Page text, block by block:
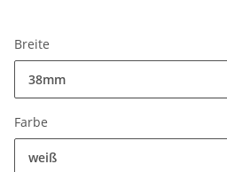
Breite
38mm
Farbe
weiß